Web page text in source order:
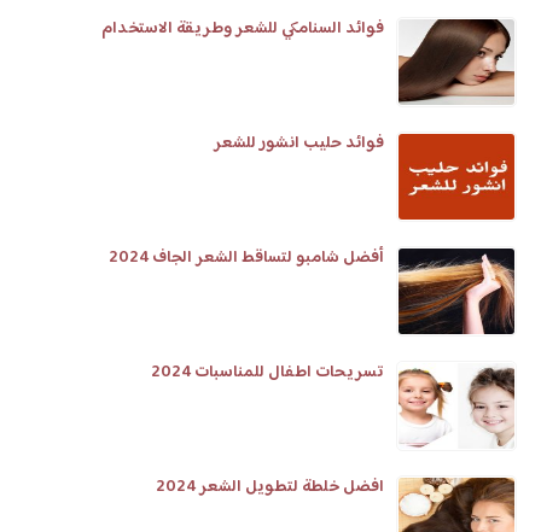
فوائد السنامكي للشعر وطريقة الاستخدام
فوائد حليب انشور للشعر
أفضل شامبو لتساقط الشعر الجاف 2024
تسريحات اطفال للمناسبات 2024
افضل خلطة لتطويل الشعر 2024